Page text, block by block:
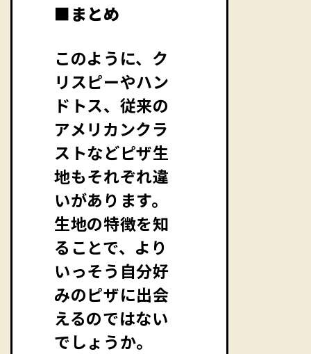
■まとめ
このように、ク
リスピーやハン
ドトス、従来の
アメリカンクラ
ストなどピザ生
地もそれぞれ違
いがあります。
生地の特徴を知
ることで、より
いっそう自分好
みのピザに出会
えるのではない
でしょうか。